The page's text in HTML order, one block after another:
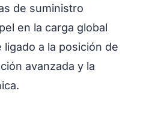
de suministro
en la carga global
a la posición de
avanzada y la